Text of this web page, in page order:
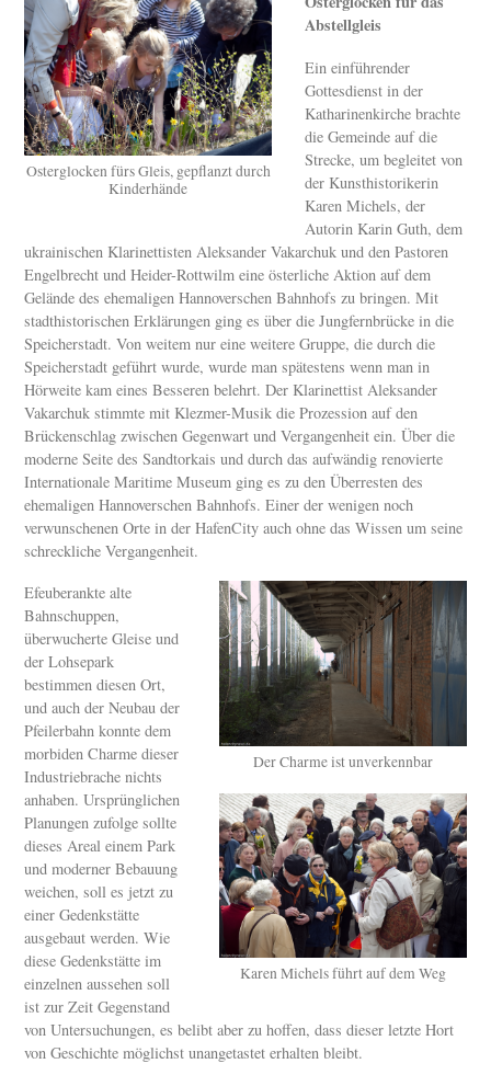
Osterglocken fürs Gleis, gepflanzt durch
Kinderhände
Abstellgleis
Ein einführender
Gottesdienst in der
Katharinenkirche brachte
die Gemeinde auf die
Strecke, um begleitet von
der Kunsthistorikerin
Karen Michels, der
Autorin Karin Guth, dem
ukrainischen Klarinettisten Aleksander Vakarchuk und den Pastoren
Engelbrecht und Heider-Rottwilm eine österliche Aktion auf dem
Gelände des ehemaligen Hannoverschen Bahnhofs zu bringen. Mit
stadthistorischen Erklärungen ging es über die Jungfernbrücke in die
Speicherstadt. Von weitem nur eine weitere Gruppe, die durch die
Speicherstadt geführt wurde, wurde man spätestens wenn man in
Hörweite kam eines Besseren belehrt. Der Klarinettist Aleksander
Vakarchuk stimmte mit Klezmer-Musik die Prozession auf den
Brückenschlag zwischen Gegenwart und Vergangenheit ein. Über die
moderne Seite des Sandtorkais und durch das aufwändig renovierte
Internationale Maritime Museum ging es zu den Überresten des
ehemaligen Hannoverschen Bahnhofs. Einer der wenigen noch
verwunschenen Orte in der HafenCity auch ohne das Wissen um seine
schreckliche Vergangenheit.
Der Charme ist unverkennbar
Karen Michels führt auf dem Weg
Efeuberankte alte
Bahnschuppen,
überwucherte Gleise und
der Lohsepark
bestimmen diesen Ort,
und auch der Neubau der
Pfeilerbahn konnte dem
morbiden Charme dieser
Industriebrache nichts
anhaben. Ursprünglichen
Planungen zufolge sollte
dieses Areal einem Park
und moderner Bebauung
weichen, soll es jetzt zu
einer Gedenkstätte
ausgebaut werden. Wie
diese Gedenkstätte im
einzelnen aussehen soll
ist zur Zeit Gegenstand
von Untersuchungen, es belibt aber zu hoffen, dass dieser letzte Hort
von Geschichte möglichst unangetastet erhalten bleibt.